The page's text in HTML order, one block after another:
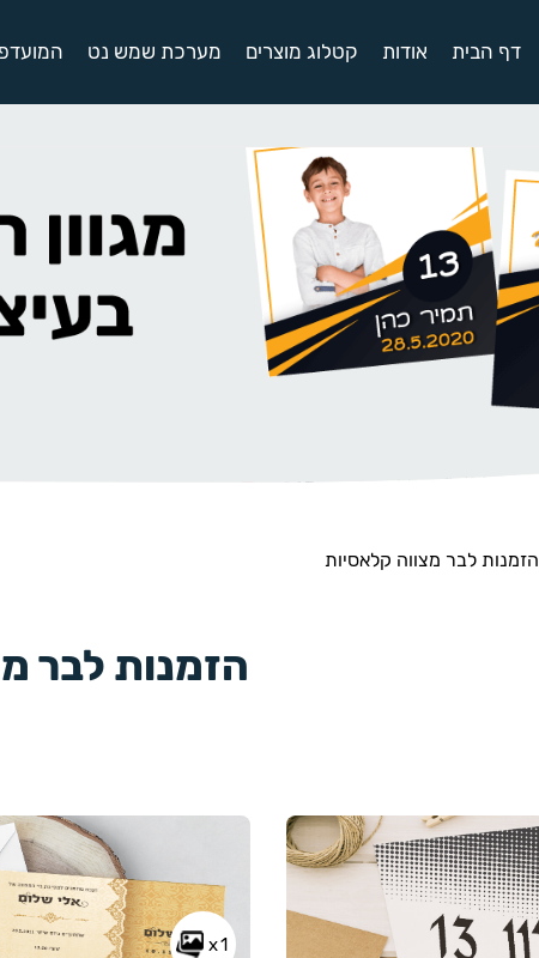
דף הבית אודות קטלוג מוצרים מערכת שמש נט
הזמנות לבר מצווה קלאסיות
הזמנות לבר
x1